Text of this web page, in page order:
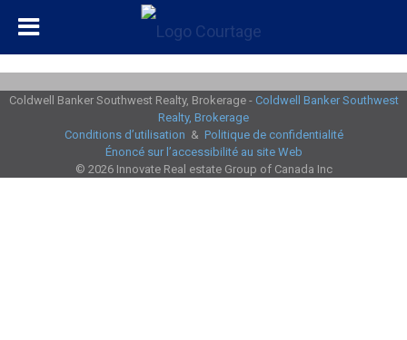
Coldwell Banker Southwest Realty, Brokerage - Coldwell Banker Southwest
Realty, Brokerage
Conditions d’utilisation & Politique de confidentialité
Énoncé sur l’accessibilité au site Web
© 2026 Innovate Real estate Group of Canada Inc